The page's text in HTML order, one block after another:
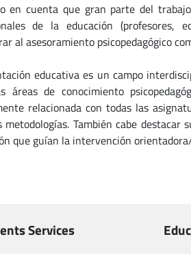
en cuenta que gran parte del
de la educación (profesores,
al asesoramiento psicopedagógico
educativa es un campo
áreas de conocimiento
relacionada con todas las
metodologías. También cabe
que guían la intervención
Services